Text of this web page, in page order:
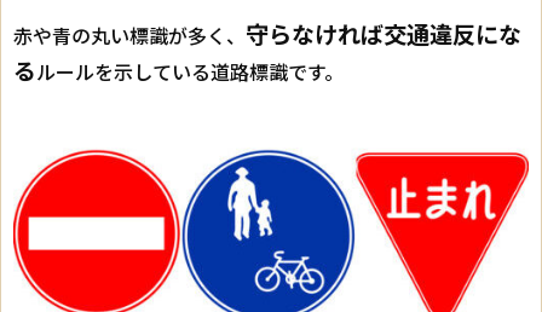
赤や青の丸い標識が多く、 守らなければ交通違反にな
るルールを示している道路標識です。